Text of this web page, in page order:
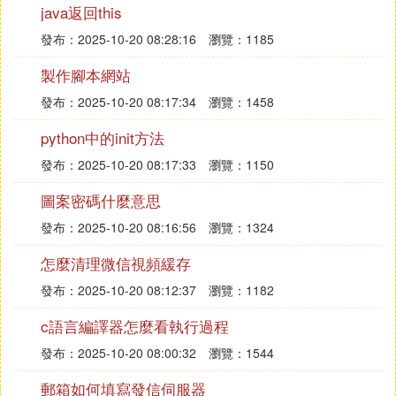
11、 pm clear : deletes all data associated with a pa
ckage..
例子：只刪除數據
12、 pm enable, disable, disable-user, disable-until-
used : these commands change the enabled state of
a given package or component (written as "package/
class").
13、 pm grant, revoke : these commands either gra
nt or revoke permissions to applications. Only option
al permissions the application has declared can be g
ranted or revoked.
14、 pm get-install-location : returns the current inst
all location.
15、 pm set-install-location : changes the default ins
tall location.
java返回this
發布：2025-10-20 08:28:16 瀏覽：1185
製作腳本網站
發布：2025-10-20 08:17:34 瀏覽：1458
python中的init方法
發布：2025-10-20 08:17:33 瀏覽：1150
圖案密碼什麼意思
發布：2025-10-20 08:16:56 瀏覽：1324
怎麼清理微信視頻緩存
發布：2025-10-20 08:12:37 瀏覽：1182
c語言編譯器怎麼看執行過程
發布：2025-10-20 08:00:32 瀏覽：1544
郵箱如何填寫發信伺服器